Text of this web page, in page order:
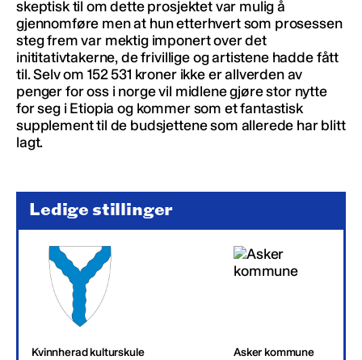
skeptisk til om dette prosjektet var mulig å
gjennomføre men at hun etterhvert som prosessen
steg frem var mektig imponert over det
inititativtakerne, de frivillige og artistene hadde fått
til. Selv om 152 531 kroner ikke er allverden av
penger for oss i norge vil midlene gjøre stor nytte
for seg i Etiopia og kommer som et fantastisk
supplement til de budsjettene som allerede har blitt
lagt.
Ledige stillinger
Kvinnherad kulturskule Asker kommune